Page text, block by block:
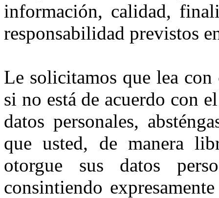
información, calidad,
responsabilidad previstos
Le solicitamos que lea
si no está de acuerdo con
datos personales,
que usted, de manera
otorgue sus datos
consintiendo